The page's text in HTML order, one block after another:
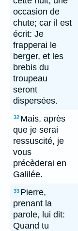
occasion de
chute; car il est
écrit: Je
frapperai le
berger, et les
brebis du
troupeau
seront
dispersées.
32 Mais, après
que je serai
ressuscité, je
vous
précèderai en
Galilée.
33 Pierre,
prenant la
parole, lui dit:
Quand tu